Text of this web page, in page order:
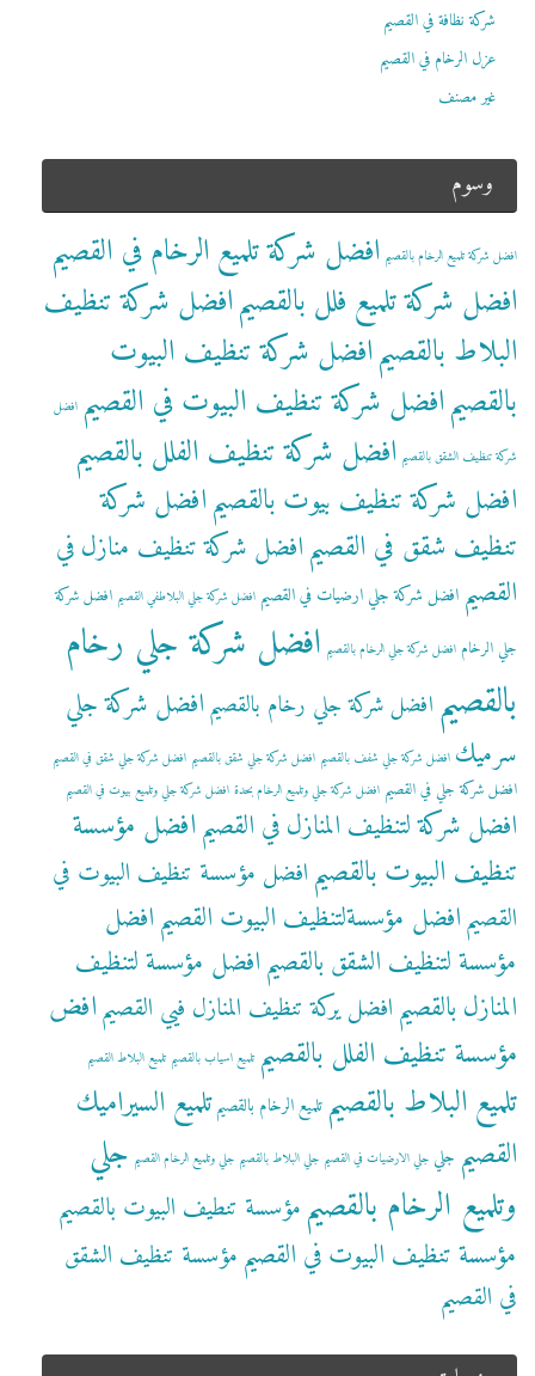
شركة نظافة في القصيم
عزل الرخام في القصيم
غير مصنف
وسوم
افضل شركة تلميع الرخام بالقصيم افضل شركة تلميع الرخام في القصيم
افضل شركة تلميع فلل بالقصيمافضل شركة تنظيف
البلاط بالقصيمافضل شركة تنظيف البيوت
بالقصيمافضل شركة تنظيف البيوت في القصيم افضل
شركة تنظيف الشقق بالقصيم افضل شركة تنظيف الفلل بالقصيم
افضل شركة تنظيف بيوت بالقصيمافضل شركة
تنظيف شقق في القصيمافضل شركة تنظيف منازل في
القصيم افضل شركة جلي ارضيات في القصيم افضل شركة جلي البلاطفي القصيم افضل شركة
جلي الرخام افضل شركة جلي الرخام بالقصيم افضل شركة جلي رخام
بالقصيم افضل شركة جلي رخام بالقصيمافضل شركة جلي
سرميك افضل شركة جلي شفف بالقصيم افضل شركة جلي شقق بالقصيم افضل شركة جلي شقق في القصيم
افضل شركة جلي في القصيم افضل شركة جلي وتلميع الرخام بحدة افضل شركة جلي وتلميع بيوت في القصيم
افضل شركة لتنظيف المنازل في القصيمافضل مؤسسة
تنظيف البيوت بالقصيمافضل مؤسسة تنظيف البيوت في
القصيمافضل مؤسسةلتنظيف البيوت القصيمافضل
مؤسسة لتنظيف الشقق بالقصيمافضل مؤسسة لتنظيف
المنازل بالقصيمافضل يركة تنظيف المنازل فيي القصيمافض
مؤسسة تنظيف الفلل بالقصيم تلميع اسياب بالقصيم تلميع البلاط القصيم
تلميع البلاط بالقصيم تلميع الرخام بالقصيمتلميع السيراميك
القصيم جلي جلي الارضيات في القصيم جلي البلاط بالقصيم جلي وتلميع الرخام القصيم جلي
وتلميع الرخام بالقصيممؤسسة تنطيف البيوت بالقصيم
مؤسسة تنظيف البيوت في القصيممؤسسة تنظيف الشقق
في القصيم